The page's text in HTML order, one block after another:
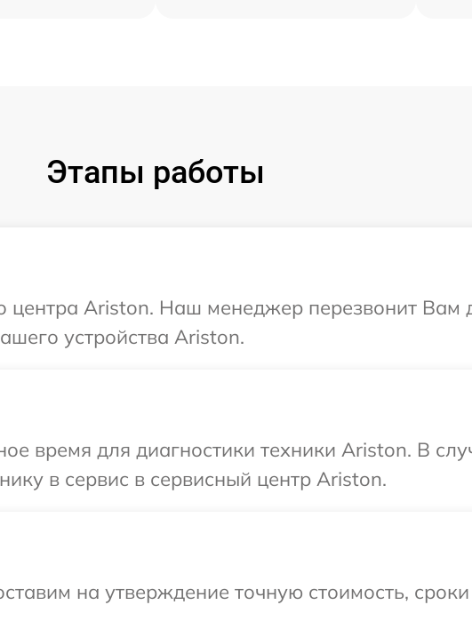
Этапы работы
центра Ariston. Наш менеджер перезвонит Вам
устройства Ariston.
время для диагностики техники Ariston. В
в сервис в сервисный центр Ariston.
на утверждение точную стоимость,